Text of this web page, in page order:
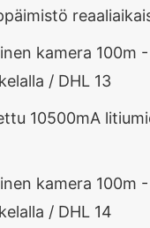
10500mA